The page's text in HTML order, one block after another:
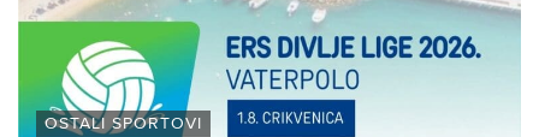
OSTALI SPORTOVI